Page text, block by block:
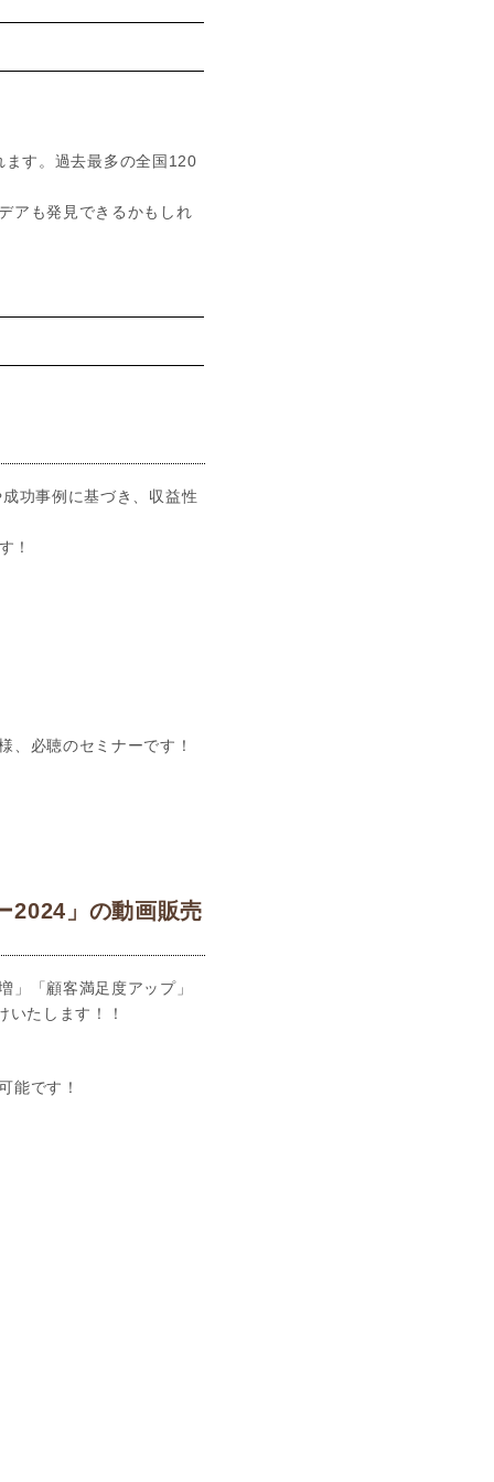
す。過去最多の全国120
アも発見できるかもしれ
功事例に基づき、収益性
！
、必聴のセミナーです！
2024」の動画販売
」「顧客満足度アップ」
いたします！！
能です！